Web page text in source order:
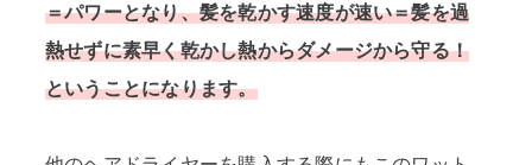
＝パワーとなり、髪を乾かす速度が速い＝髪を過
熱せずに素早く乾かし熱からダメージから守る！
ということになります。